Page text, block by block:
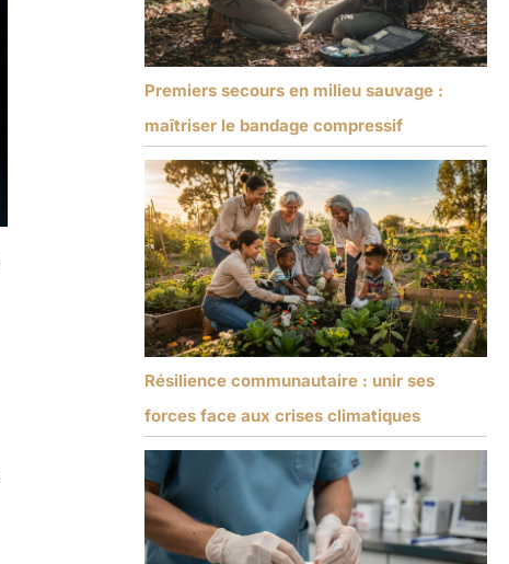
Premiers secours en milieu sauvage :
maîtriser le bandage compressif
Résilience communautaire : unir ses
forces face aux crises climatiques